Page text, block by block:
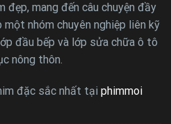
đẹp, mang đến câu chuyện đầy
nhóm chuyên nghiệp liên kỹ
đầu bếp và lớp sửa chữa ô tô
nông thôn.
đặc sắc nhất tại phimmoi